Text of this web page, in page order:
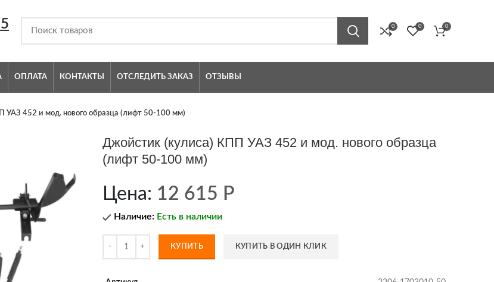
0 0 0
ОПЛАТА КОНТАКТЫ ОТСЛЕДИТЬ ЗАКАЗ ОТЗЫВЫ
УАЗ 452 и мод. нового образца (лифт 50-100 мм)
Джойстик (кулиса) КПП УАЗ 452 и мод. нового образца
(лифт 50-100 мм)
Цена: 12 615 Р
Наличие: Есть в наличии
КУПИТЬ КУПИТЬ В ОДИН КЛИК